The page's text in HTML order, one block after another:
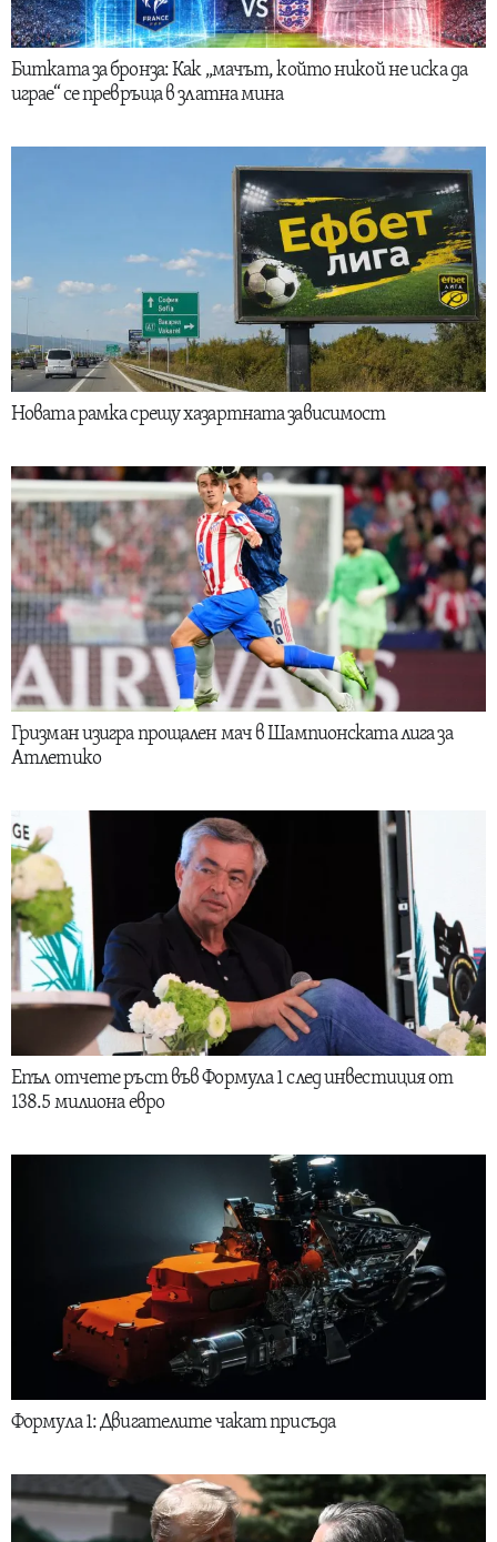
Битката за бронза: Как „мачът, който никой не иска да
играе“ се превръща в златна мина
Новата рамка срещу хазартната зависимост
Гризман изигра прощален мач в Шампионската лига за
Атлетико
Епъл отчете ръст във Формула 1 след инвестиция от
138.5 милиона евро
Формула 1: Двигателите чакат присъда